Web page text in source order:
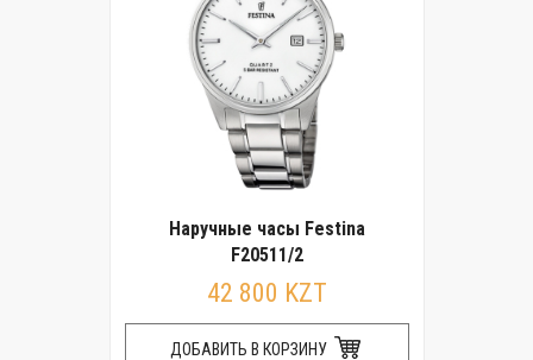
Наручные часы Festina
F20511/2
42 800 KZT
ДОБАВИТЬ В КОРЗИНУ